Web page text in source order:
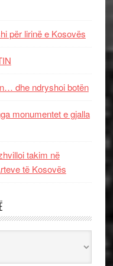
për lirinë e Kosovës
dhe ndryshoi botën
monumentet e gjalla
takim në
të Kosovës